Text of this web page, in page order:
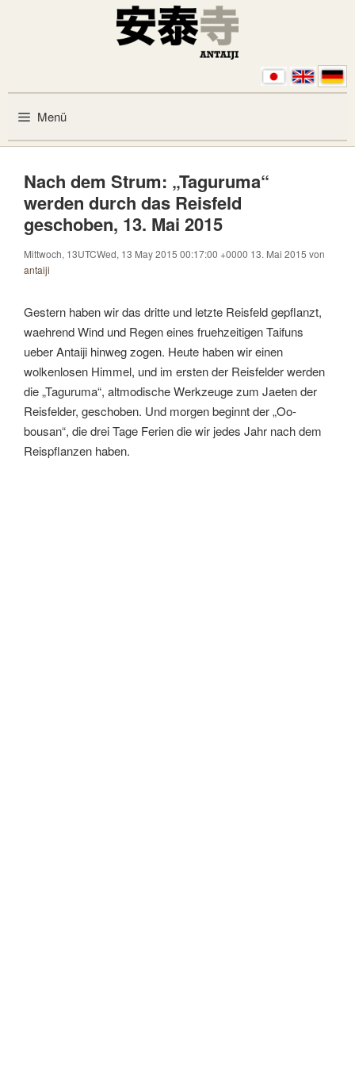
Menü
Nach dem Strum: „Taguruma“
werden durch das Reisfeld
geschoben, 13. Mai 2015
Mittwoch, 13UTCWed, 13 May 2015 00:17:00 +0000 13. Mai 2015 von
antaiji
Gestern haben wir das dritte und letzte Reisfeld gepflanzt,
waehrend Wind und Regen eines fruehzeitigen Taifuns
ueber Antaiji hinweg zogen. Heute haben wir einen
wolkenlosen Himmel, und im ersten der Reisfelder werden
die „Taguruma“, altmodische Werkzeuge zum Jaeten der
Reisfelder, geschoben. Und morgen beginnt der „Oo-
bousan“, die drei Tage Ferien die wir jedes Jahr nach dem
Reispflanzen haben.